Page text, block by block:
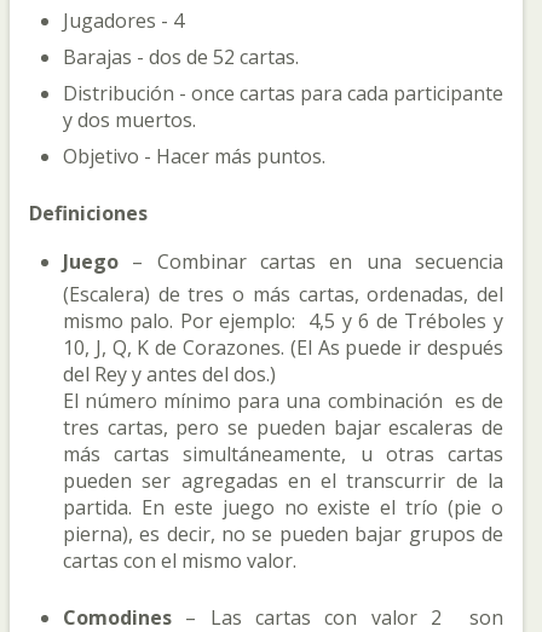
Jugadores - 4
Barajas - dos de 52 cartas.
Distribución - once cartas para cada participante
y dos muertos.
Objetivo - Hacer más puntos.
Definiciones
Juego – Combinar cartas en una secuencia
(Escalera) de tres o más cartas, ordenadas, del
mismo palo. Por ejemplo: 4,5 y 6 de Tréboles y
10, J, Q, K de Corazones. (El As puede ir después
del Rey y antes del dos.)
El número mínimo para una combinación es de
tres cartas, pero se pueden bajar escaleras de
más cartas simultáneamente, u otras cartas
pueden ser agregadas en el transcurrir de la
partida. En este juego no existe el trío (pie o
pierna), es decir, no se pueden bajar grupos de
cartas con el mismo valor.
Comodines – Las cartas con valor 2 son